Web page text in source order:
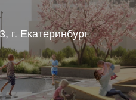
Екатеринбург